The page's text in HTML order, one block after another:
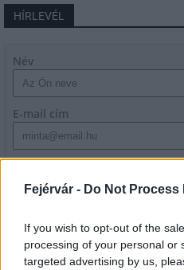
Fejérvár - Do Not
If you wish to opt-out of the
processing of your personal or
targeted advertising by us,
HÍRLEVÉL
Név
E-mail cím
szabályzatot!